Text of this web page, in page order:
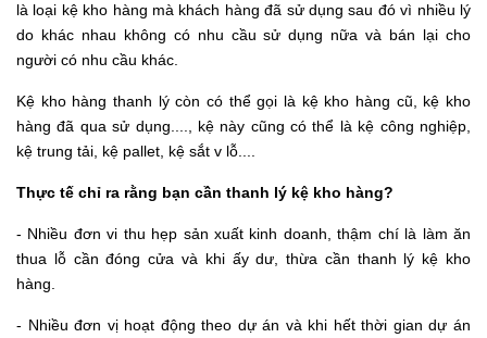
là loại kệ kho hàng mà khách hàng đã sử dụng sau đó vì nhiều lý
do khác nhau không có nhu cầu sử dụng nữa và bán lại cho
người có nhu cầu khác.
Kệ kho hàng thanh lý còn có thể gọi là kệ kho hàng cũ, kệ kho
hàng đã qua sử dụng...., kệ này cũng có thể là kệ công nghiệp,
kệ trung tải, kệ pallet, kệ sắt v lỗ....
Thực tế chỉ ra rằng bạn cần thanh lý kệ kho hàng?
- Nhiều đơn vi thu hẹp sản xuất kinh doanh, thậm chí là làm ăn
thua lỗ cần đóng cửa và khi ấy dư, thừa cần thanh lý kệ kho
hàng.
- Nhiều đơn vị hoạt động theo dự án và khi hết thời gian dự án